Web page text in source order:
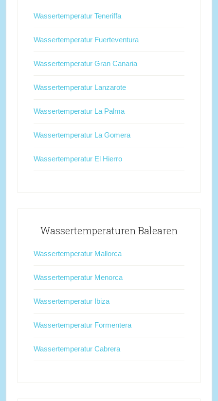
Wassertemperatur Teneriffa
Wassertemperatur Fuerteventura
Wassertemperatur Gran Canaria
Wassertemperatur Lanzarote
Wassertemperatur La Palma
Wassertemperatur La Gomera
Wassertemperatur El Hierro
Wassertemperaturen Balearen
Wassertemperatur Mallorca
Wassertemperatur Menorca
Wassertemperatur Ibiza
Wassertemperatur Formentera
Wassertemperatur Cabrera